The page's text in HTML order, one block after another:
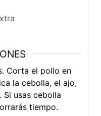
Corta el pollo en
la cebolla, el ajo,
usas cebolla
tiempo.